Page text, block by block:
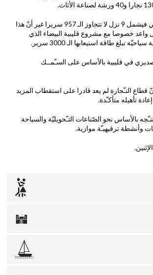
.
أمّا النـّشاط السـّياحي فيشمل 9 نزل لا تتجاوز الـ 957 سريرا غير أنّ هذا
واعد خصوصا مع مشروع قليبية البيضاء الذي
.
في قليبية بالأساس على السـّمــك
قطاع النـّجارة لم يعد قادرا على استقطاب المزيد
تأهيله متأكـّدة.
بالأساس نحو الصّناعات التـّحويليّة والسياحة
وأنشطة ترفيهيـّة موازية.